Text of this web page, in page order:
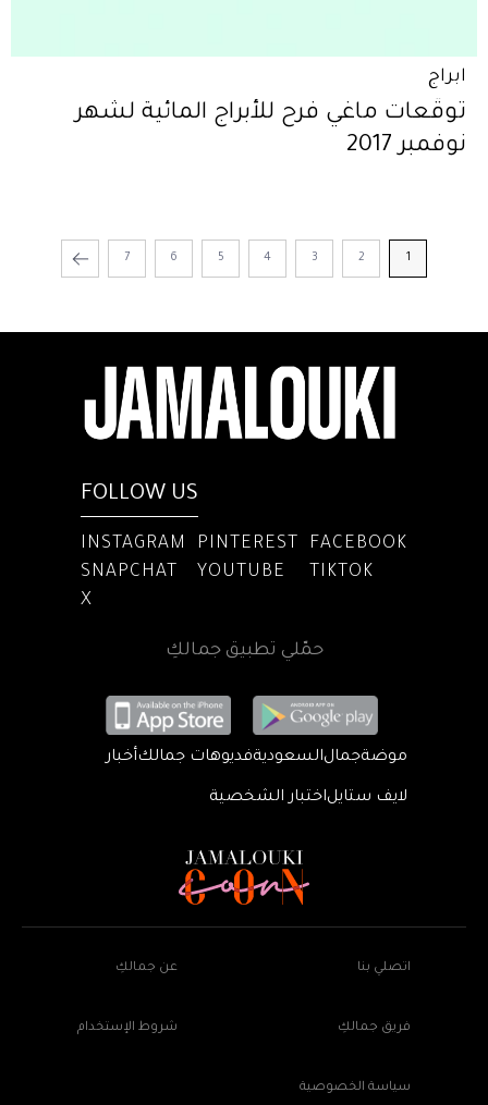
ابراج
توقّعات ماغي فرح للأبراج المائية لشهر
نوفمبر 2017
1
2
3
4
5
6
7
FOLLOW US
INSTAGRAM PINTEREST
FACEBOOK
SNAPCHAT
YOUTUBE
TIKTOK
X
حمّلي تطبيق جمالكِ
موضةجمالالسعوديةفديوهات جمالكأخبار
لايف ستايلاختبار الشخصية
اتصلي بنا عن جمالكِ
فريق جمالكِ شروط الإستخدام
سياسة الخصوصية